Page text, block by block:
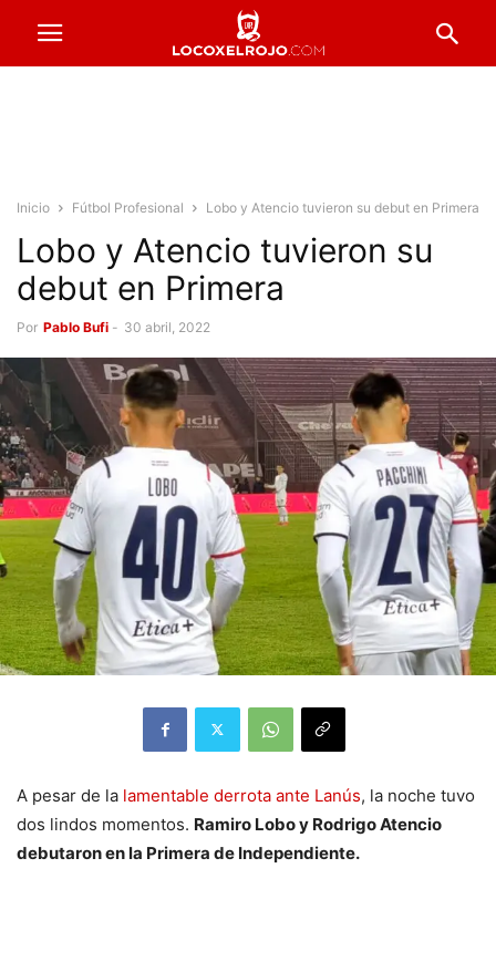
Inicio Fútbol Profesional Lobo y Atencio tuvieron su debut en Primera
Lobo y Atencio tuvieron su
debut en Primera
Por Pablo Bufi - 30 abril, 2022
A pesar de la lamentable derrota ante Lanús, la noche tuvo
dos lindos momentos. Ramiro Lobo y Rodrigo Atencio
debutaron en la Primera de Independiente.